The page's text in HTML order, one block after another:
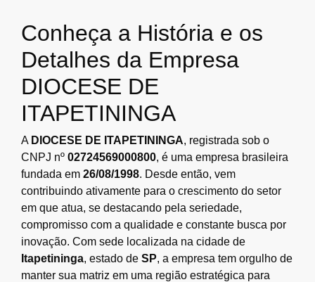
Conheça a História e os
Detalhes da Empresa
DIOCESE DE
ITAPETININGA
A DIOCESE DE ITAPETININGA, registrada sob o
CNPJ nº 02724569000800, é uma empresa brasileira
fundada em 26/08/1998. Desde então, vem
contribuindo ativamente para o crescimento do setor
em que atua, se destacando pela seriedade,
compromisso com a qualidade e constante busca por
inovação. Com sede localizada na cidade de
Itapetininga, estado de SP, a empresa tem orgulho de
manter sua matriz em uma região estratégica para